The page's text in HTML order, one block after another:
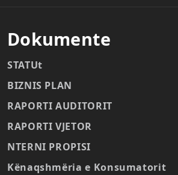
Dokumente
STATUt
BIZNIS PLAN
RAPORTI AUDITORIT
RAPORTI VJETOR
NTERNI PROPISI
Kënaqshmëria e Konsumatorit